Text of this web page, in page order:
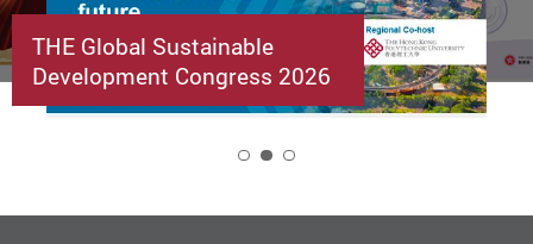
THE Global Sustainable
Development Congress 2026